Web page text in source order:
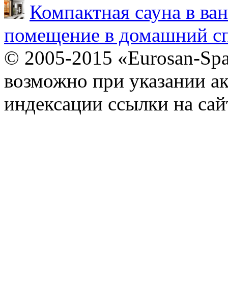
Компактная сауна в
помещение в домашний
© 2005-2015 «Eurosan-
возможно при указании
индексации ссылки на